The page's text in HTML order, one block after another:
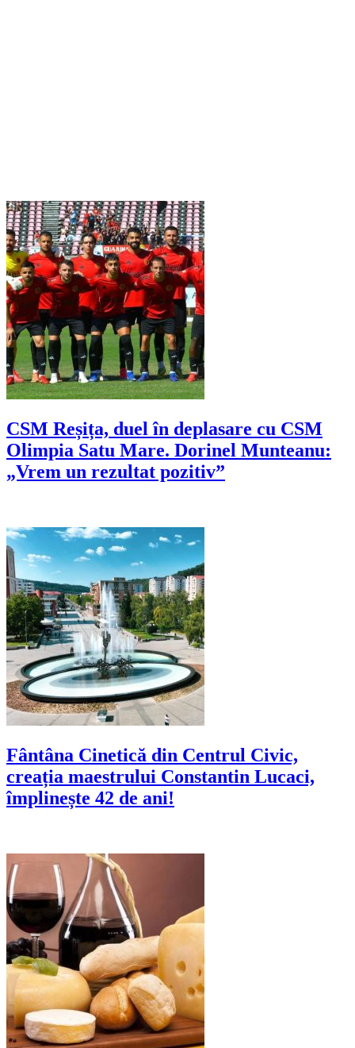
CSM Reșița, duel în deplasare cu CSM
Olimpia Satu Mare. Dorinel Munteanu:
„Vrem un rezultat pozitiv”
Fântâna Cinetică din Centrul Civic,
creația maestrului Constantin Lucaci,
împlinește 42 de ani!